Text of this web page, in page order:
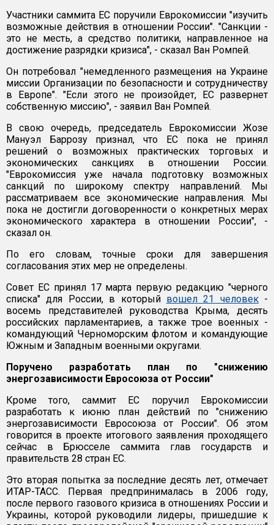
Участники саммита ЕС поручили Еврокомиссии "изучить
возможные действия в отношении России". "Санкции -
это не месть, а средство политики, направленное на
достижение разрядки кризиса", - сказал Ван Ромпей.
Он потребовал "немедленного размещения на Украине
миссии Организации по безопасности и сотрудничеству
в Европе". "Если этого не произойдет, ЕС развернет
собственную миссию", - заявил Ван Ромпей.
В свою очередь, председатель Еврокомиссии Жозе
Мануэл Баррозу признал, что ЕС пока не принял
решений о возможных практических торговых и
экономических санкциях в отношении России.
"Еврокомиссия уже начала подготовку возможных
санкций по широкому спектру направлений. Мы
рассматриваем все экономические направления. Мы
пока не достигли договоренности о конкретных мерах
экономического характера в отношении России", -
сказал он.
По его словам, точные сроки для завершения
согласования этих мер не определены.
Совет ЕС принял 17 марта первую редакцию "черного
списка" для России, в который вошел 21 человек-
восемь представителей руководства Крыма, десять
российских парламентариев, а также трое военных -
командующий Черноморским флотом и командующие
Южным и Западным военными округами.
Поручено разработать план по "снижению
энергозависимости Евросоюза от России"
Кроме того, саммит ЕС поручил Еврокомиссии
разработать к июню план действий по "снижению
энергозависимости Евросоюза от России". Об этом
говорится в проекте итогового заявления проходящего
сейчас в Брюсселе саммита глав государств и
правительств 28 стран ЕС.
Это вторая попытка за последние десять лет, отмечает
ИТАР-ТАСС. Первая предпринималась в 2006 году,
после первого газового кризиса в отношениях России и
Украины, которой руководили лидеры, пришедшие к